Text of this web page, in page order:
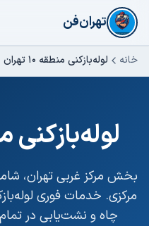
رفتن به محتوای اصلی
تهران‌فن
خانه لوله‌بازکنی منطقه ۱۰ تهران
لوله‌بازکنی
بخش مرکز غربی تهران،
مرکزی. خدمات فوری
چاه و نشت‌یابی در